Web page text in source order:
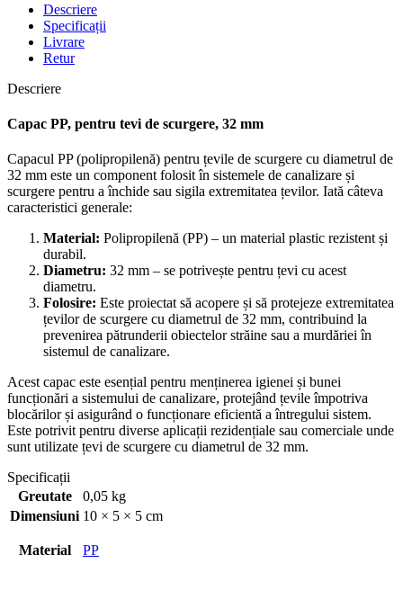
Descriere
Specificații
Livrare
Retur
Descriere
Capac PP, pentru tevi de scurgere, 32 mm
Capacul PP (polipropilenă) pentru țevile de scurgere cu diametrul de
32 mm este un component folosit în sistemele de canalizare și
scurgere pentru a închide sau sigila extremitatea țevilor. Iată câteva
caracteristici generale:
Material: Polipropilenă (PP) – un material plastic rezistent și
durabil.
Diametru: 32 mm – se potrivește pentru țevi cu acest
diametru.
Folosire: Este proiectat să acopere și să protejeze extremitatea
țevilor de scurgere cu diametrul de 32 mm, contribuind la
prevenirea pătrunderii obiectelor străine sau a murdăriei în
sistemul de canalizare.
Acest capac este esențial pentru menținerea igienei și bunei
funcționări a sistemului de canalizare, protejând țevile împotriva
blocărilor și asigurând o funcționare eficientă a întregului sistem.
Este potrivit pentru diverse aplicații rezidențiale sau comerciale unde
sunt utilizate țevi de scurgere cu diametrul de 32 mm.
Specificații
Greutate
0,05 kg
Dimensiuni 10 × 5 × 5 cm
Material PP